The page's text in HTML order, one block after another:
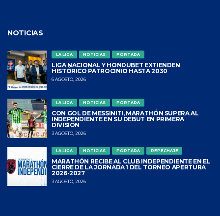
NOTICIAS
LA LIGA NOTICIAS PORTADA
LIGA NACIONAL Y HONDUBET EXTIENDEN
HISTÓRICO PATROCINIO HASTA 2030
6 AGOSTO, 2026
LA LIGA NOTICIAS PORTADA
CON GOL DE MESSINITI, MARATHÓN SUPERA AL
INDEPENDIENTE EN SU DEBUT EN PRIMERA
DIVISIÓN
3 AGOSTO, 2026
LA LIGA NOTICIAS PORTADA REPECHAJE
MARATHÓN RECIBE AL CLUB INDEPENDIENTE EN EL
CIERRE DE LA JORNADA 1 DEL TORNEO APERTURA
2026-2027
3 AGOSTO, 2026